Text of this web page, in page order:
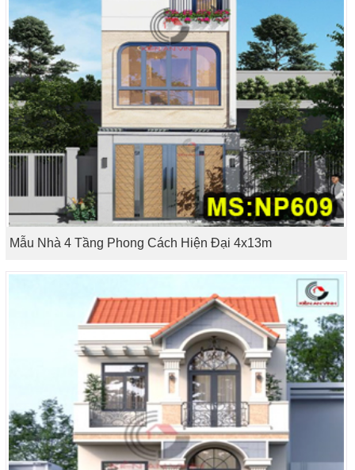
Mẫu Nhà 4 Tầng Phong Cách Hiện Đại 4x13m